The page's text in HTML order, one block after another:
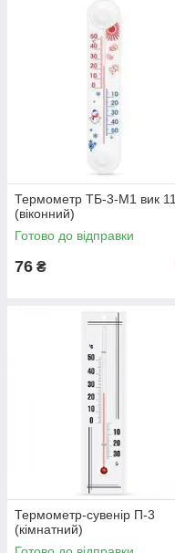
Термометр ТБ-3-М1 вик 11
(віконний)
Готово до відправки
76 ₴
Термометр-сувенір П-3
(кімнатний)